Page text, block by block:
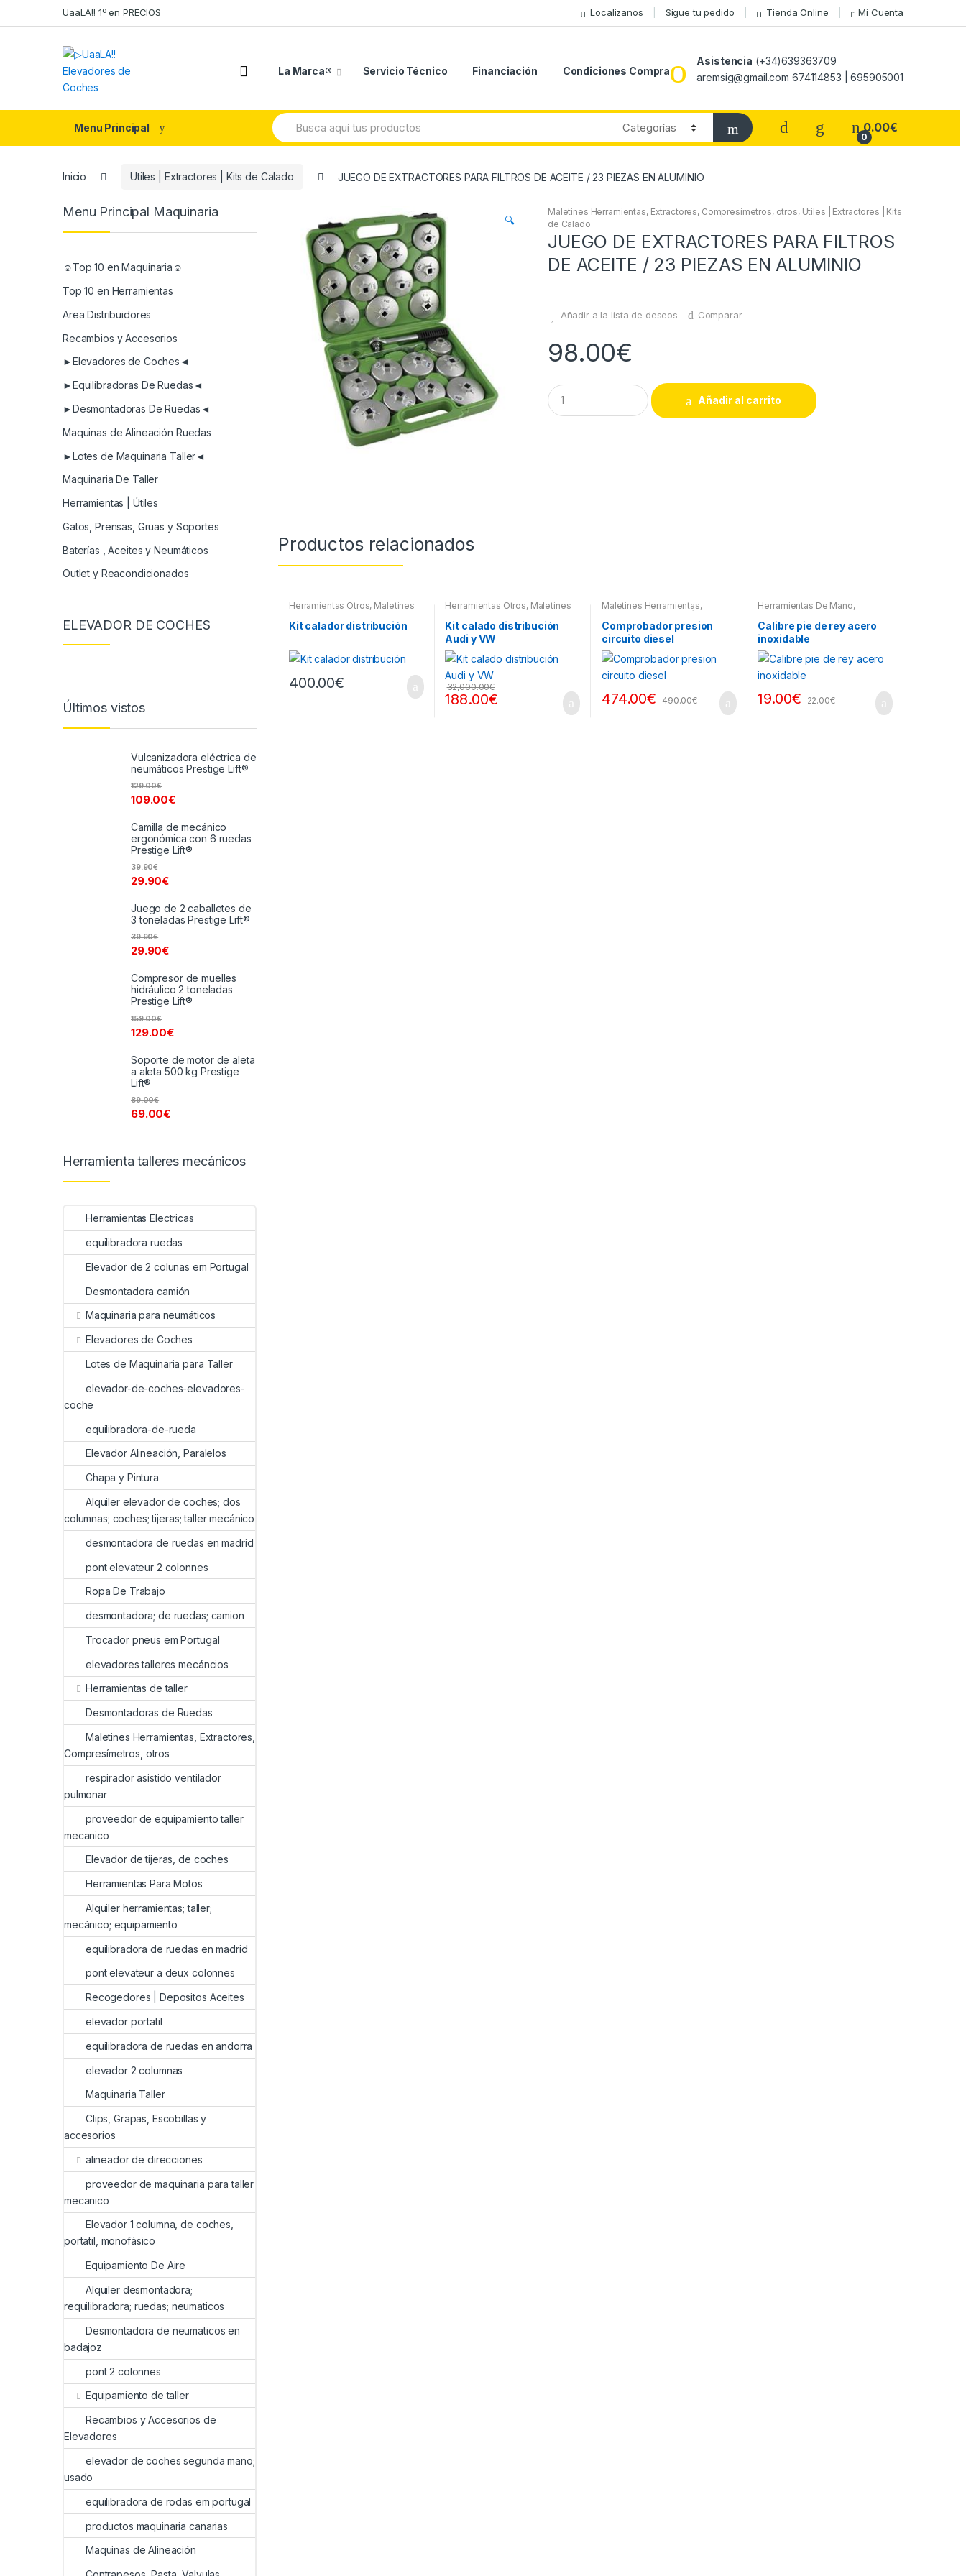
to
to
UaaLA!! 1º en PRECIOS Localizanos Sigue tu pedido Tienda Online Mi Cuenta
La Marca® Servicio Técnico Financiación Condiciones Compra
Asistencia (+34)639363709
aremsig@gmail.com 674114853 | 695905001
Menu Principal
Search
for:
0
0.00€
Inicio Utiles | Extractores | Kits de Calado JUEGO DE EXTRACTORES PARA FILTROS DE ACEITE / 23 PIEZAS EN ALUMINIO
🔍
Maletines Herramientas, Extractores, Compresímetros, otros, Utiles | Extractores | Kits
de Calado
JUEGO DE EXTRACTORES PARA FILTROS
DE ACEITE / 23 PIEZAS EN ALUMINIO
Añadir a la lista de deseos Comparar
98.00€
Q
u
a
Añadir al carrito
Productos relacionados
Herramientas Otros, Maletines
Compresímetros, otros,Utiles |
Extractores | Kits de Calado
Kit calador distribución
400.00€
Herramientas Otros, Maletines
Compresímetros, otros,Utiles |
Extractores | Kits de Calado
Kit calado distribución
Audi y VW
188.00€
32,000.00€
Maletines Herramientas,
Extractores, Compresímetros,
otros,Utiles | Extractores | Kits
de Calado
Comprobador presion
circuito diesel
474.00€ 490.00€
Herramientas De Mano,
Herramientas Electricas,Utiles |
Extractores | Kits de Calado
Calibre pie de rey acero
inoxidable
19.00€ 22.00€
Menu Principal Maquinaria
☺Top 10 en Maquinaria☺
Top 10 en Herramientas
Area Distribuidores
Recambios y Accesorios
►Elevadores de Coches◄
►Equilibradoras De Ruedas◄
►Desmontadoras De Ruedas◄
Maquinas de Alineación Ruedas
►Lotes de Maquinaria Taller◄
Maquinaria De Taller
Herramientas | Útiles
Gatos, Prensas, Gruas y Soportes
Baterías , Aceites y Neumáticos
Outlet y Reacondicionados
ELEVADOR DE COCHES
Últimos vistos
Vulcanizadora eléctrica de
neumáticos Prestige Lift®
109.00€
129.00€
Camilla de mecánico
ergonómica con 6 ruedas
Prestige Lift®
29.90€
39.90€
Juego de 2 caballetes de
3 toneladas Prestige Lift®
29.90€
39.90€
Compresor de muelles
hidráulico 2 toneladas
Prestige Lift®
129.00€
159.00€
Soporte de motor de aleta
a aleta 500 kg Prestige
Lift®
69.00€
89.00€
Herramienta talleres mecánicos
Herramientas Electricas
equilibradora ruedas
Elevador de 2 colunas em Portugal
Desmontadora camión
Maquinaria para neumáticos
Elevadores de Coches
Lotes de Maquinaria para Taller
elevador-de-coches-elevadores-
coche
equilibradora-de-rueda
Elevador Alineación, Paralelos
Chapa y Pintura
Alquiler elevador de coches; dos
columnas; coches; tijeras; taller mecánico
desmontadora de ruedas en madrid
pont elevateur 2 colonnes
Ropa De Trabajo
desmontadora; de ruedas; camion
Trocador pneus em Portugal
elevadores talleres mecáncios
Herramientas de taller
Desmontadoras de Ruedas
Maletines Herramientas, Extractores,
Compresímetros, otros
respirador asistido ventilador
pulmonar
proveedor de equipamiento taller
mecanico
Elevador de tijeras, de coches
Herramientas Para Motos
Alquiler herramientas; taller;
mecánico; equipamiento
equilibradora de ruedas en madrid
pont elevateur a deux colonnes
Recogedores | Depositos Aceites
elevador portatil
equilibradora de ruedas en andorra
elevador 2 columnas
Maquinaria Taller
Clips, Grapas, Escobillas y
accesorios
alineador de direcciones
proveedor de maquinaria para taller
mecanico
Elevador 1 columna, de coches,
portatil, monofásico
Equipamiento De Aire
Alquiler desmontadora;
requilibradora; ruedas; neumaticos
Desmontadora de neumaticos en
badajoz
pont 2 colonnes
Equipamiento de taller
Recambios y Accesorios de
Elevadores
elevador de coches segunda mano;
usado
equilibradora de rodas em portugal
productos maquinaria canarias
Maquinas de Alineación